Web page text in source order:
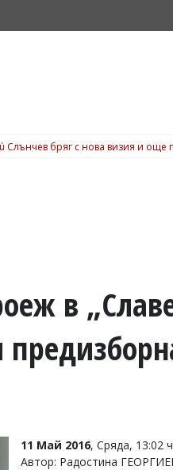
Слънчев бряг с нова визия и още
в
11 Май 2016, Сряда, 13:02
Автор: Радостина